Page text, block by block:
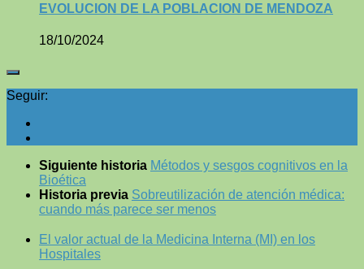
EVOLUCION DE LA POBLACION DE MENDOZA
18/10/2024
Seguir:
Siguiente historia Métodos y sesgos cognitivos en la
Bioética
Historia previa Sobreutilización de atención médica:
cuando más parece ser menos
El valor actual de la Medicina Interna (MI) en los
Hospitales